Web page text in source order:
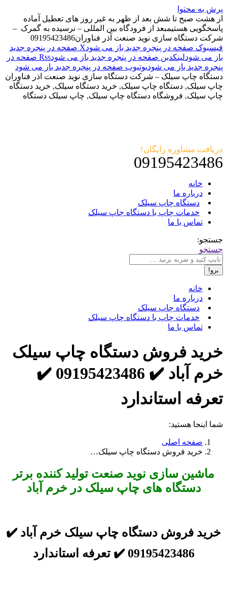
پرش به محتوا
از هشت صبح تا شش بعد از ظهر به غیر روز های تعطیل آماده
پاسخگویی هستیمبعد از فرودگاه بین المللی – نرسیده به گمرک –
شرکت دستگاه سازی نوید صنعت آذر فناوران09195423486
فیسبوک صفحه در پنجره جدید باز می شود
X صفحه در پنجره جدید
باز می شودلینکدین صفحه در پنجره جدید باز می شود
Rss صفحه در
پنجره جدید باز می شودیوتیوب صفحه در پنجره جدید باز می شود
دستگاه چاپ سیلک – شرکت دستگاه سازی نوید صنعت اذر فناوران
چاپ سیلک, دستگاه چاپ سیلک, خرید دستگاه سیلک, خرید دستگاه
چاپ سیلک, فروشگاه دستگاه چاپ سیلک, چاپ سیلک دستگاه
دریافت مشاوره رایگان!
09195423486
خانه
درباره ما
دستگاه چاپ سیلک
خدمات چاپ با دستگاه چاپ سیلک
تماس با ما
جستجو:
جستجو
خانه
درباره ما
دستگاه چاپ سیلک
خدمات چاپ با دستگاه چاپ سیلک
تماس با ما
خرید فروش دستگاه چاپ سیلک
خرم آباد ✔️ 09195423486 ✔️
تعرفه استاندارد
شما اینجا هستید:
صفحه اصلی
خرید فروش دستگاه چاپ سیلک…
ماشین سازی نوید صنعت تولید کننده برتر
دستگاه های چاپ سیلک در خرم آباد
خرید فروش دستگاه چاپ سیلک خرم آباد ✔️
09195423486 ✔️ تعرفه استاندارد